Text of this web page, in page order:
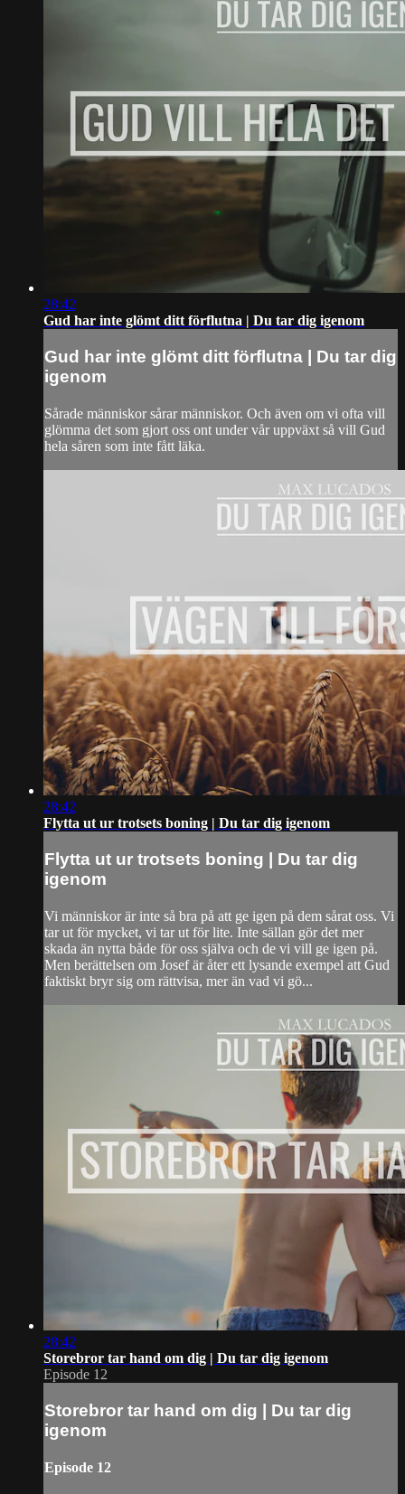
28:42
Gud har inte glömt ditt förflutna | Du tar dig igenom
Gud har inte glömt ditt förflutna | Du tar dig
igenom
Sårade människor sårar människor. Och även om vi ofta vill
glömma det som gjort oss ont under vår uppväxt så vill Gud
hela såren som inte fått läka.
28:42
Flytta ut ur trotsets boning | Du tar dig igenom
Flytta ut ur trotsets boning | Du tar dig
igenom
Vi människor är inte så bra på att ge igen på dem sårat oss. Vi
tar ut för mycket, vi tar ut för lite. Inte sällan gör det mer
skada än nytta både för oss själva och de vi vill ge igen på.
Men berättelsen om Josef är åter ett lysande exempel att Gud
faktiskt bryr sig om rättvisa, mer än vad vi gö...
28:42
Storebror tar hand om dig | Du tar dig igenom
Episode 12
Storebror tar hand om dig | Du tar dig
igenom
Episode 12